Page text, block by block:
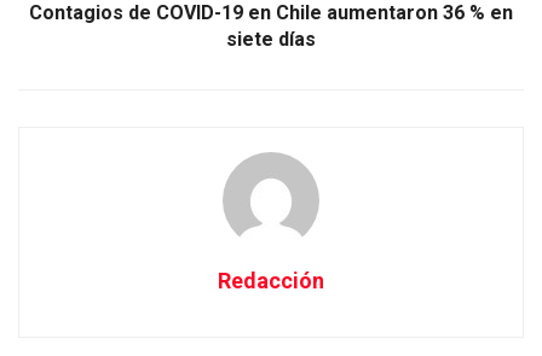
Contagios de COVID-19 en Chile aumentaron 36 % en
siete días
Redacción